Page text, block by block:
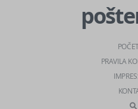
PRAVILA